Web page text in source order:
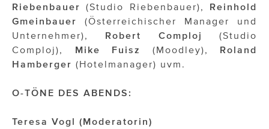
Riebenbauer
(Studio Riebenbauer), Reinhold
Gmeinbauer
(Österreichischer Manager und
Unternehmer), Robert Comploj
(Studio
Comploj), Mike Fuisz (Moodley), Roland
Hamberger (Hotelmanager) uvm.
O-TÖNE DES ABENDS:
Teresa Vogl (Moderatorin)